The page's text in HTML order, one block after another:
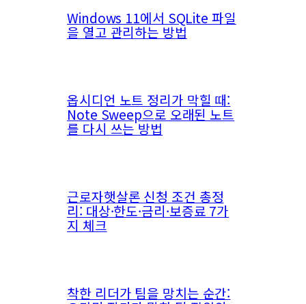
Windows 11에서 SQLite 파일
을 열고 관리하는 방법
옵시디언 노트 정리가 막힐 때:
Note Sweep으로 오래된 노트
를 다시 쓰는 방법
근로자햇살론 신청 조건 총정
리: 대상·한도·금리·보증료 7가
지 체크
착한 리더가 팀을 망치는 순간: